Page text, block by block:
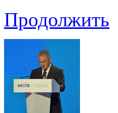
Продолжить